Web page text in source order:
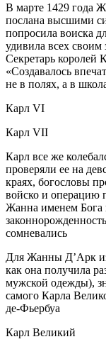
В марте 1429 года
послана высшими
попросила воиска
удивила всех своим
Секретарь королей
«Создавалось
не в полях, а в
Карл VI
Карл VII
Карл все же
проверяли ее на
краях, богословы
войско и операцию
Жанна именем Бога
сомневались
Для Жанны Д’Арк
как она получила
мужской одежды),
самого Карла
де-Фьербуа
Карл Великий